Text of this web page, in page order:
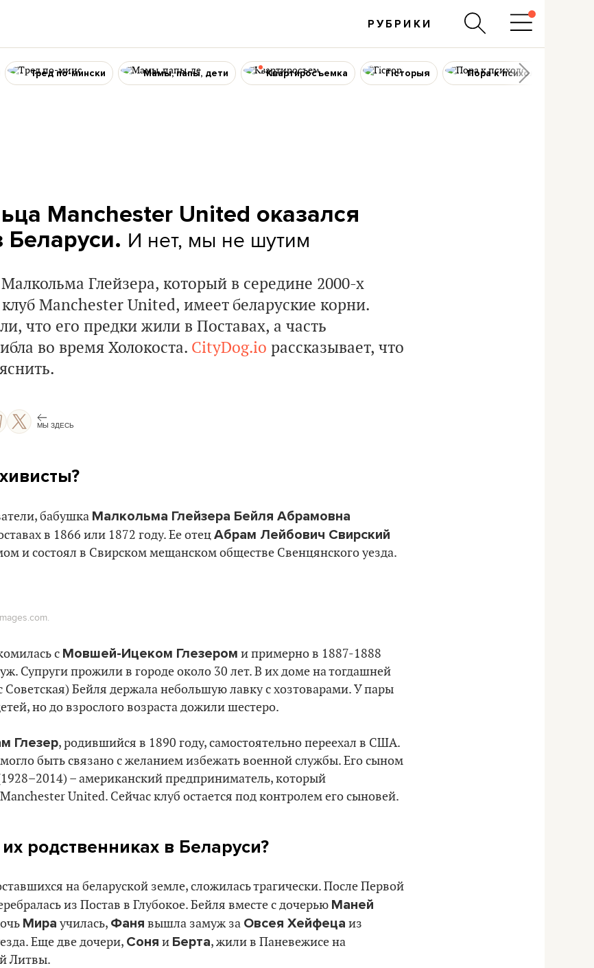
РУБРИКИ
Тред по-мински Мамы, папы, дети Квартиросъемка Гісторыя Пора к психологу
Manchester United оказался
И нет, мы не шутим
Глейзера, который в середине 2000-х
Manchester United, имеет беларуские корни.
что его предки жили в Поставах, а часть
во время Холокоста. CityDog.io рассказывает, что
МЫ ЗДЕСЬ
бабушка Малкольма Глейзера Бейля Абрамовна
в 1866 или 1872 году. Ее отецАбрам Лейбович Свирский
и состоял в Свирском мещанском обществе Свенцянского уезда.
с Мовшей-Ицеком Глезером и примерно в 1887-1888
Супруги прожили в городе около 30 лет. В их доме на тогдашней
Советская) Бейля держала небольшую лавку с хозтоварами. У пары
но до взрослого возраста дожили шестеро.
Глезер, родившийся в 1890 году, самостоятельно переехал в США.
быть связано с желанием избежать военной службы. Его сыном
– американский предприниматель, который
United. Сейчас клуб остается под контролем его сыновей.
родственниках в Беларуси?
на беларуской земле, сложилась трагически. После Первой
из Постав в Глубокое. Бейля вместе с дочерью Маней
Мира училась, Фаня вышла замуж за Овсея Хейфеца из
Еще две дочери, Соня и Берта, жили в Паневежисе на
Литвы.